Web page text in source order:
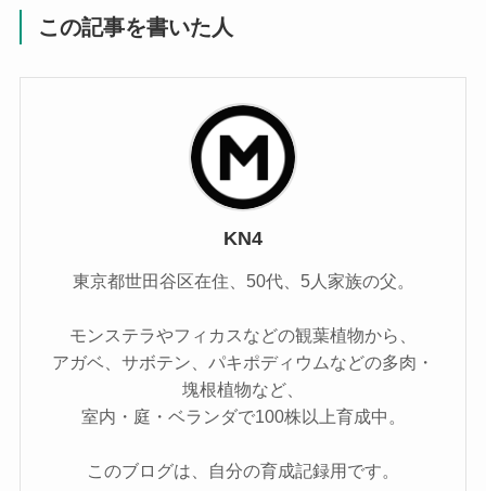
この記事を書いた人
KN4
東京都世田谷区在住、50代、5人家族の父。
モンステラやフィカスなどの観葉植物から、
アガベ、サボテン、パキポディウムなどの多肉・
塊根植物など、
室内・庭・ベランダで100株以上育成中。
このブログは、自分の育成記録用です。